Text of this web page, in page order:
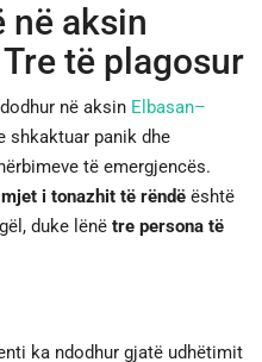
në aksin
të plagosur
në aksin Elbasan–
shkaktuar panik dhe
të emergjencës.
mjet i tonazhit të rëndë është
duke lënë tre persona të
ka ndodhur gjatë udhëtimit